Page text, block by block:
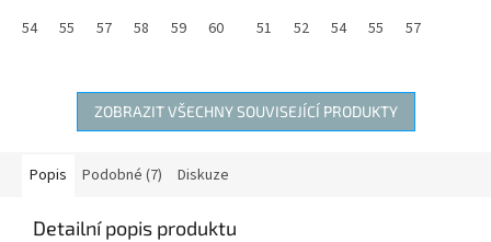
54
55 57 58 59 60
51
52 54 55 57
ZOBRAZIT VŠECHNY SOUVISEJÍCÍ PRODUKTY
Popis Podobné (7) Diskuze
Detailní popis produktu